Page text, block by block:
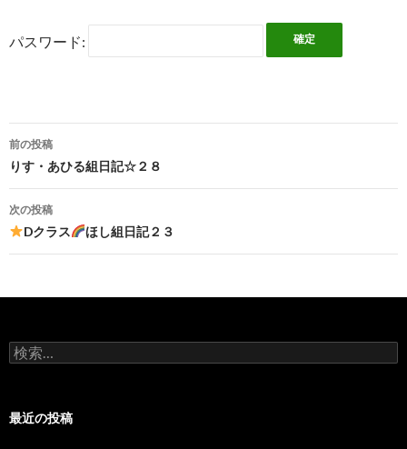
パスワード:
投
稿
ナ
ゲ
シ
ン
前の投稿
りす・あひる組日記☆２８
次の投稿
Dクラス ほし組日記２３
検
索
最近の投稿